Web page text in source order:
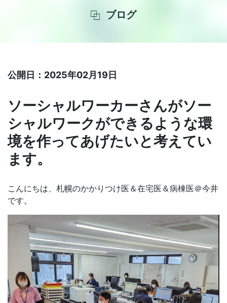
ブログ
公開日：2025年02月19日
ソーシャルワーカーさんがソー
シャルワークができるような環
境を作ってあげたいと考えてい
ます。
こんにちは、札幌のかかりつけ医＆在宅医＆病棟医＠今井
です。